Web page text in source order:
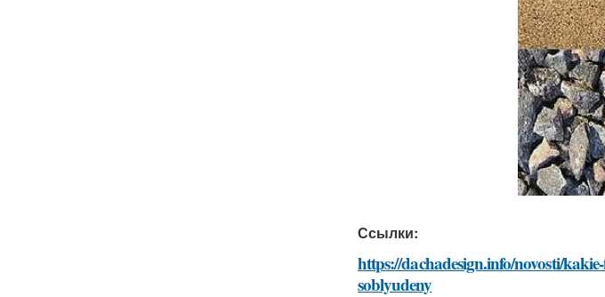
Ссылки:
https://dachadesign.info/novosti/
soblyudeny